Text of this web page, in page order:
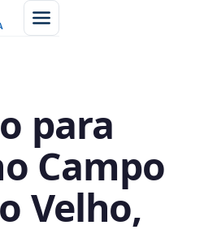
para
Campo
Velho,